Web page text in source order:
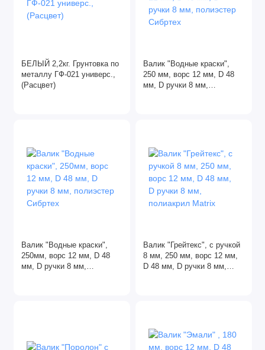
Силикон
Фибровые круги
Шлифовальные бруски
Электроды
БЕЛЫЙ 2,2кг. Грунтовка по
металлу ГФ-021 универс.,
(Расцвет)
Валик "Водные краски",
250 мм, ворс 12 мм, D 48
мм, D ручки 8 мм,
Валик "Водные краски",
250мм, ворс 12 мм, D 48
мм, D ручки 8 мм,
Валик "Грейтекс", с ручкой
8 мм, 250 мм, ворс 12 мм,
D 48 мм, D ручки 8 мм,